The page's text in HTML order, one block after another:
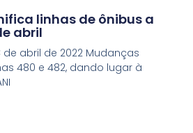
linhas de ônibus a
abril
de abril de 2022 Mudanças
480 e 482, dando lugar à